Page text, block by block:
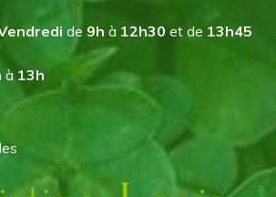
de 9h à 12h30 et de 13h45
à 13h